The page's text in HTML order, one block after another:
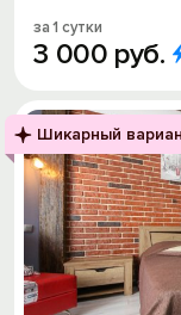
за 1 сутки
3 000 руб.
Шикарный